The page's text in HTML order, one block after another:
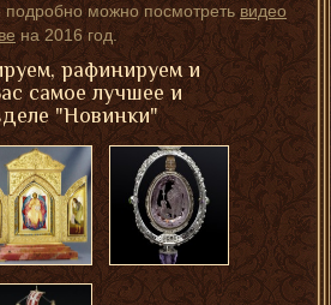
подробно можно посмотретьвидео
на 2016 год.
рафинируем и
самое лучшее и
"Новинки"